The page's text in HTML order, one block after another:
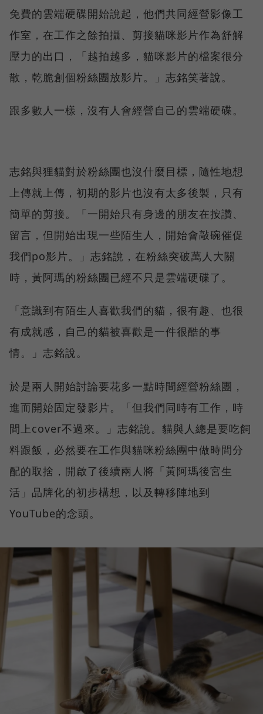
免費的雲端硬碟開始說起，他們共同經營影像工
作室，在工作之餘拍攝、剪接貓咪影片作為舒解
壓力的出口，「越拍越多，貓咪影片的檔案很分
散，乾脆創個粉絲團放影片。」志銘笑著說。
跟多數人一樣，沒有人會經營自己的雲端硬碟。
志銘與狸貓對於粉絲團也沒什麼目標，隨性地想
上傳就上傳，初期的影片也沒有太多後製，只有
簡單的剪接。「一開始只有身邊的朋友在按讚、
留言，但開始出現一些陌生人，開始會敲碗催促
我們po影片。」志銘說，在粉絲突破萬人大關
時，黃阿瑪的粉絲團已經不只是雲端硬碟了。
「意識到有陌生人喜歡我們的貓，很有趣、也很
有成就感，自己的貓被喜歡是一件很酷的事
情。」志銘說。
於是兩人開始討論要花多一點時間經營粉絲團，
進而開始固定發影片。「但我們同時有工作，時
間上cover不過來。」志銘說。貓與人總是要吃飼
料跟飯，必然要在工作與貓咪粉絲團中做時間分
配的取捨，開啟了後續兩人將「黃阿瑪後宮生
活」品牌化的初步構想，以及轉移陣地到
YouTube的念頭。